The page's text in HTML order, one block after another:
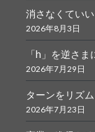
消さなくてい
2026年8月3日
「h」を逆さ
2026年7月29日
ターンをリズ
2026年7月23日